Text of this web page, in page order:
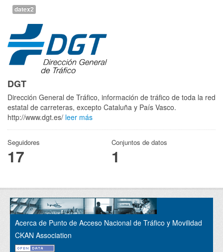
datex2
DGT
Dirección General de Tráfico, información de tráfico de toda la red
estatal de carreteras, excepto Cataluña y País Vasco.
http://www.dgt.es/ leer más
Seguidores
17
Conjuntos de datos
1
Acerca de Punto de Acceso Nacional de Tráfico y Movilidad
CKAN Association